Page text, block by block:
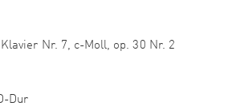
Nr. 7, c-Moll, op. 30 Nr. 2
Dur